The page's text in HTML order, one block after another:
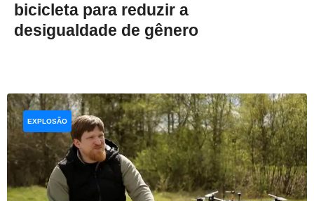
bicicleta para reduzir a
desigualdade de gênero
EXPLOSÃO